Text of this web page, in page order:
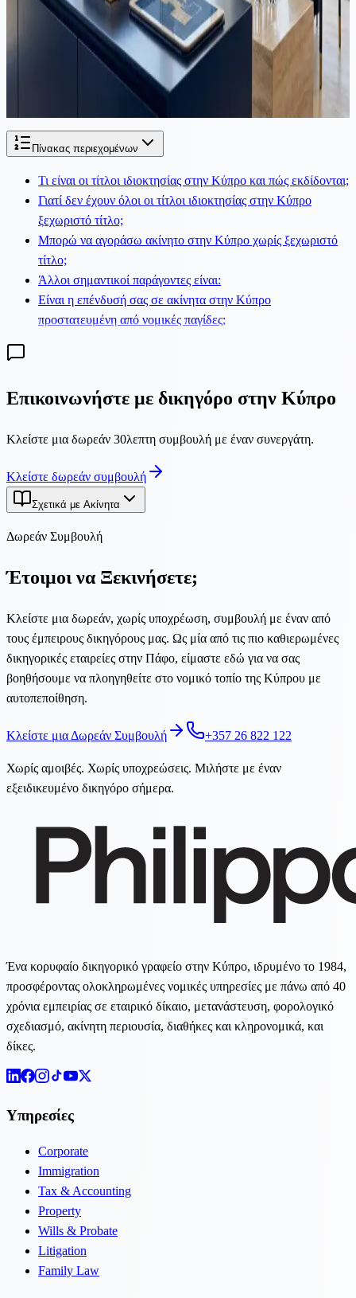
Στην Κύπρο, ένα σημαντικό ποσοστό ακίνητης περιουσίας ανήκει
από κοινού σε δύο ή περισσότερα άτομα. Αυτό συνήθως προκύπτει
μέσω κληρονομιάς, δωρεών ίσου μεριδίου, κοινών αγορών κ.λπ.
Πίνακας περιεχομένων
Τι είναι οι τίτλοι ιδιοκτησίας στην Κύπρο και πώς εκδίδονται;
Γιατί δεν έχουν όλοι οι τίτλοι ιδιοκτησίας στην Κύπρο
ξεχωριστό τίτλο;
Μπορώ να αγοράσω ακίνητο στην Κύπρο χωρίς ξεχωριστό
τίτλο;
Άλλοι σημαντικοί παράγοντες είναι:
Είναι η επένδυσή σας σε ακίνητα στην Κύπρο
προστατευμένη από νομικές παγίδες;
Επικοινωνήστε με δικηγόρο στην Κύπρο
Κλείστε μια δωρεάν 30λεπτη συμβουλή με έναν συνεργάτη.
Κλείστε δωρεάν συμβουλή
Σχετικά με Ακίνητα
Δωρεάν Συμβουλή
Έτοιμοι να Ξεκινήσετε;
Κλείστε μια δωρεάν, χωρίς υποχρέωση, συμβουλή με έναν από
τους έμπειρους δικηγόρους μας. Ως μία από τις πιο καθιερωμένες
δικηγορικές εταιρείες στην Πάφο, είμαστε εδώ για να σας
βοηθήσουμε να πλοηγηθείτε στο νομικό τοπίο της Κύπρου με
αυτοπεποίθηση.
Κλείστε μια Δωρεάν Συμβουλή +357 26 822 122
Χωρίς αμοιβές. Χωρίς υποχρεώσεις. Μιλήστε με έναν
εξειδικευμένο δικηγόρο σήμερα.
Ένα κορυφαίο δικηγορικό γραφείο στην Κύπρο, ιδρυμένο το 1984,
προσφέροντας ολοκληρωμένες νομικές υπηρεσίες με πάνω από 40
χρόνια εμπειρίας σε εταιρικό δίκαιο, μετανάστευση, φορολογικό
σχεδιασμό, ακίνητη περιουσία, διαθήκες και κληρονομικά, και
δίκες.
Υπηρεσίες
Corporate
Immigration
Tax & Accounting
Property
Wills & Probate
Litigation
Family Law